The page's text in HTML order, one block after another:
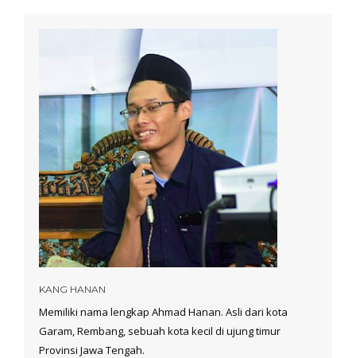
KANG HANAN
Memiliki nama lengkap Ahmad Hanan. Asli dari kota
Garam, Rembang, sebuah kota kecil di ujung timur
Provinsi Jawa Tengah.